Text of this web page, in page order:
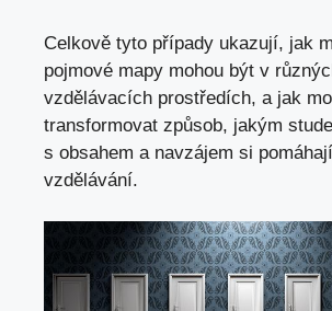
Celkově tyto případy ukazují, jak
pojmové mapy mohou být v
vzdělávacích prostředích, a jak
transformovat způsob, jakým
s obsahem a navzájem si
vzdělávání.